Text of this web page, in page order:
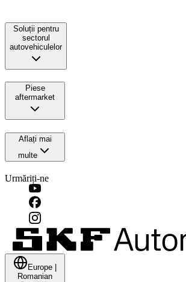
Soluții pentru
sectorul
autovehiculelor
Piese
aftermarket
Aflați mai
multe
Urmăriți-ne
Europe
Romanian